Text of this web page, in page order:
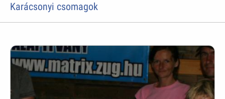
Karácsonyi csomagok